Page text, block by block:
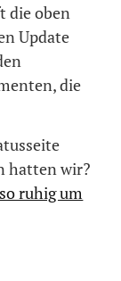
die oben
Update
die
hatten wir?
ruhig um